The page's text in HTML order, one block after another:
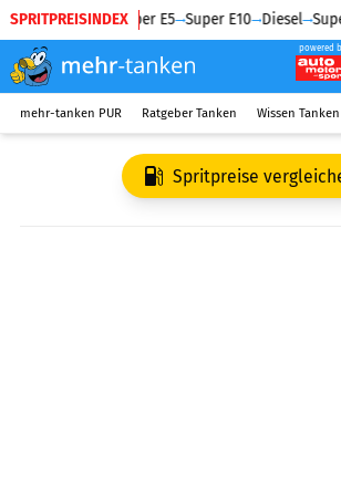
SPRITPREISINDEX
Diesel Super E5 Super E10 Diesel
powered
mehr-tanken PUR Ratgeber Tanken Wissen Tanken
Spritpreise